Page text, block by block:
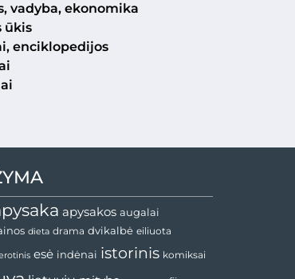
vadyba, ekonomika
ūkis
enciklopedijos
apysakos augalai
dieta drama dvikalbė eiliuota
esė indėnai istorinis komiksai